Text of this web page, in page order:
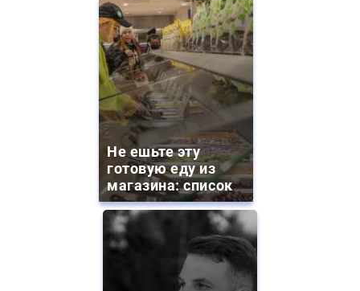
Не ешьте эту
готовую еду из
магазина: список